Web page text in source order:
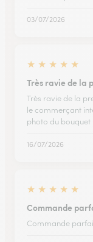
03/07/2026
★ ★ ★ ★ ★
Très ravie de la
Très ravie de la
le commerçant
photo du bouquet
16/07/2026
★ ★ ★ ★ ★
Commande
Commande